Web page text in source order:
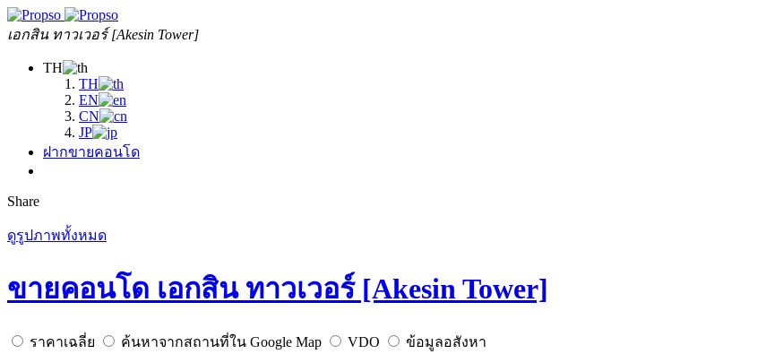
เอกสิน ทาวเวอร์ [Akesin Tower]
TH
TH
EN
CN
JP
ฝากขายคอนโด
Share
ดูรูปภาพทั้งหมด
ขายคอนโด เอกสิน ทาวเวอร์ [Akesin Tower]
ราคาเฉลี่ย ค้นหาจากสถานที่ใน Google Map VDO ข้อมูลอสังหา